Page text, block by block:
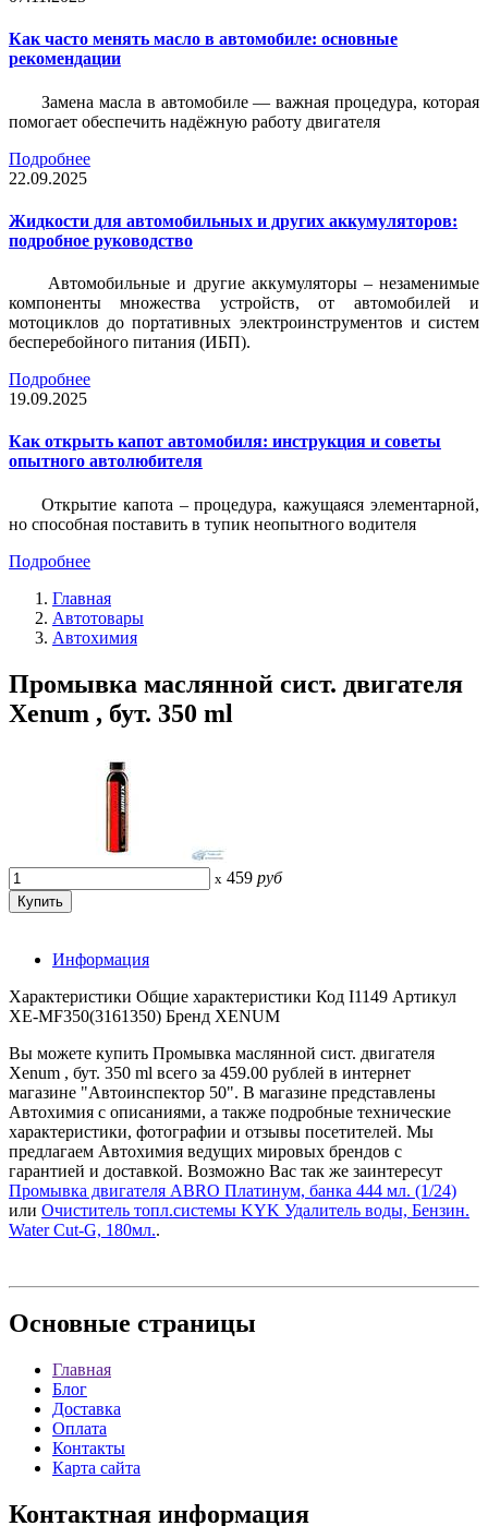
Как часто менять масло в автомобиле: основные
рекомендации
Замена масла в автомобиле — важная процедура, которая
помогает обеспечить надёжную работу двигателя
Подробнее
22.09.2025
Жидкости для автомобильных и других аккумуляторов:
подробное руководство
Автомобильные и другие аккумуляторы – незаменимые
компоненты множества устройств, от автомобилей и
мотоциклов до портативных электроинструментов и систем
бесперебойного питания (ИБП).
Подробнее
19.09.2025
Как открыть капот автомобиля: инструкция и советы
опытного автолюбителя
Открытие капота – процедура, кажущаяся элементарной,
но способная поставить в тупик неопытного водителя
Подробнее
Главная
Автотовары
Автохимия
Промывка маслянной сист. двигателя
Xenum , бут. 350 ml
x 459 руб
Информация
Характеристики Общие характеристики Код I1149 Артикул
XE-MF350(3161350) Бренд XENUM
Вы можете купить Промывка маслянной сист. двигателя
Xenum , бут. 350 ml всего за 459.00 рублей в интернет
магазине "Автоинспектор 50". В магазине представлены
Автохимия с описаниями, а также подробные технические
характеристики, фотографии и отзывы посетителей. Мы
предлагаем Автохимия ведущих мировых брендов с
гарантией и доставкой. Возможно Вас так же заинтересут
Промывка двигателя ABRO Платинум, банка 444 мл. (1/24)
или Очиститель топл.системы KYK Удалитель воды, Бензин.
Water Cut-G, 180мл..
Основные страницы
Главная
Блог
Доставка
Оплата
Контакты
Карта сайта
Контактная информация